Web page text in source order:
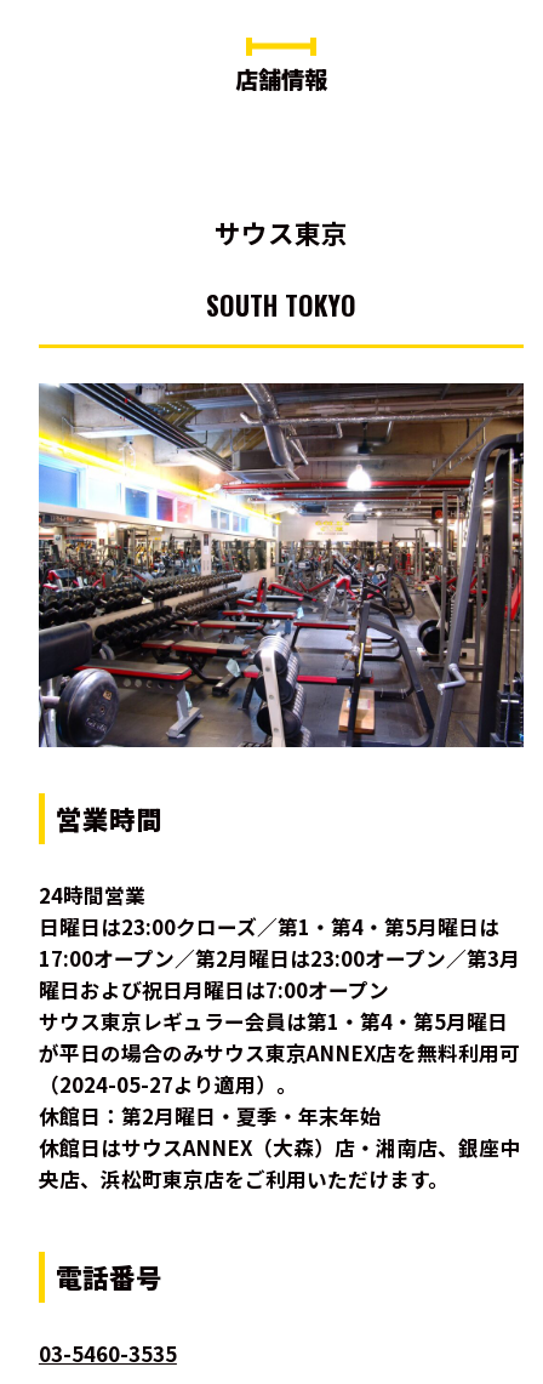
店舗情報
サウス東京
SOUTH TOKYO
営業時間
24時間営業
日曜日は23:00クローズ／第1・第4・第5月曜日は
17:00オープン／第2月曜日は23:00オープン／第3月
曜日および祝日月曜日は7:00オープン
サウス東京レギュラー会員は第1・第4・第5月曜日
が平日の場合のみサウス東京ANNEX店を無料利用可
（2024-05-27より適用）。
休館日：第2月曜日・夏季・年末年始
休館日はサウスANNEX（大森）店・湘南店、銀座中
央店、浜松町東京店をご利用いただけます。
電話番号
03-5460-3535